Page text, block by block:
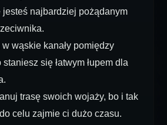
jesteś najbardziej pożądanym
w wąskie kanały pomiędzy
się łatwym łupem dla
trasę swoich wojaży, bo i tak
celu zajmie ci dużo czasu.